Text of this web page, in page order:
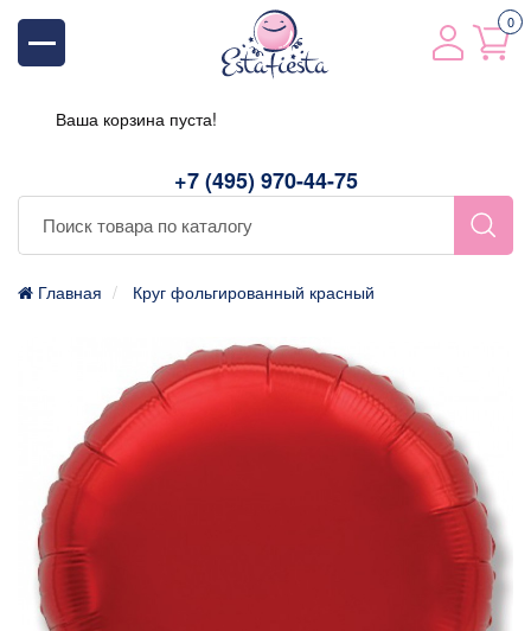
+7 (495) 970-44-75
0
Ваша корзина пуста!
Главная Круг фольгированный красный